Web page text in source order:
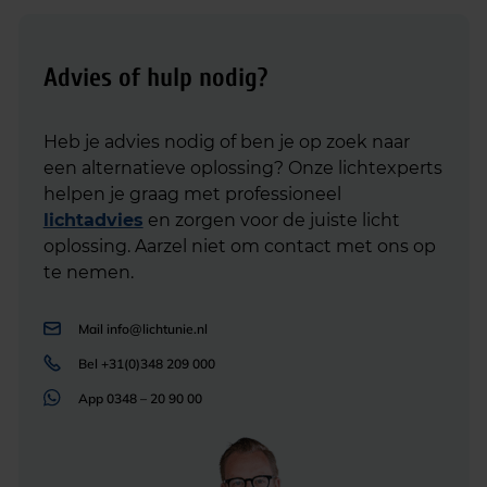
Advies of hulp nodig?
Heb je advies nodig of ben je op zoek naar
een alternatieve oplossing? Onze lichtexperts
helpen je graag met professioneel
lichtadvies en zorgen voor de juiste licht
oplossing. Aarzel niet om contact met ons op
te nemen.
Mail info@lichtunie.nl
Bel +31(0)348 209 000
App 0348 – 20 90 00